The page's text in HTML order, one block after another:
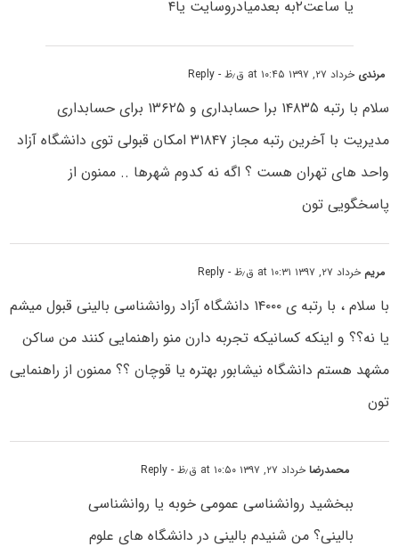
یا ساعت۲به بعدمیادروسایت یا۴
مرندی خرداد ۲۷, ۱۳۹۷ at ۱۰:۴۵ ق٫ظ - Reply
سلام با رتبه ۱۴۸۳۵ برا حسابداری و ۱۳۶۲۵ برای حسابداری
مدیریت با آخرین رتبه مجاز ۳۱۸۴۷ امکان قبولی توی دانشگاه آزاد
واحد های تهران هست ؟ اگه نه کدوم شهرها .. ممنون از
پاسخگویی تون
مریم خرداد ۲۷, ۱۳۹۷ at ۱۰:۳۱ ق٫ظ - Reply
با سلام ، با رتبه ی ۱۴۰۰۰ دانشگاه آزاد روانشناسی بالینی قبول میشم
یا نه؟؟ و اینکه کسانیکه تجربه دارن منو راهنمایی کنند من ساکن
مشهد هستم دانشگاه نیشابور بهتره یا قوچان ؟؟ ممنون از راهنمایی
تون
محمدرضاخرداد ۲۷, ۱۳۹۷ at ۱۰:۵۰ ق٫ظ - Reply
ببخشید روانشناسی عمومی خوبه یا روانشناسی
بالینی؟ من شنیدم بالینی در دانشگاه های علوم